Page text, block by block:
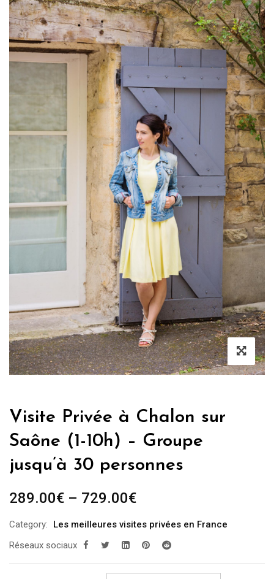
Visite Privée à Chalon sur
Saône (1-10h) – Groupe
jusqu’à 30 personnes
289.00€ – 729.00€
Category:
Les meilleures visites privées en France
Réseaux sociaux